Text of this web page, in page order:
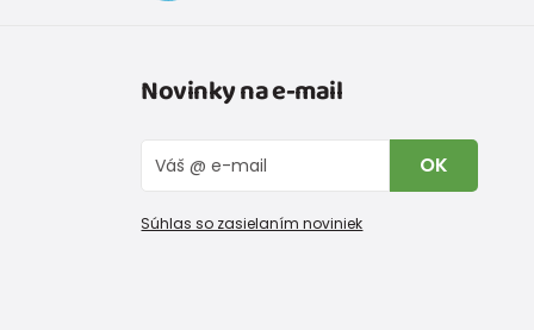
Novinky na e-mail
OK
Súhlas so zasielaním noviniek